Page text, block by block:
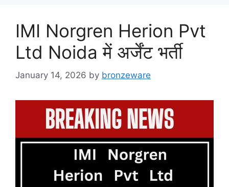
IMI Norgren Herion Pvt
Ltd Noida में अर्जेंट भर्ती
January 14, 2026 by bronzeware